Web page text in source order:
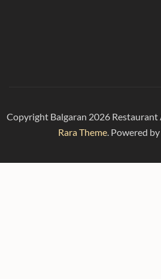
Copyright Balgaran 2026 Restaurant
Rara Theme. Powered by